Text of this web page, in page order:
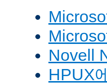
Novell
HPUX